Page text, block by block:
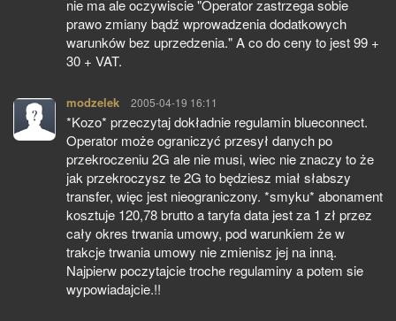
nie ma ale oczywiscie "Operator zastrzega sobie
prawo zmiany bądź wprowadzenia dodatkowych
warunków bez uprzedzenia." A co do ceny to jest 99 +
30 + VAT.
modzelek pisze:
2005-04-19 16:11
*Kozo* przeczytaj dokładnie regulamin blueconnect.
Operator może ograniczyć przesył danych po
przekroczeniu 2G ale nie musi, wiec nie znaczy to że
jak przekroczysz te 2G to będziesz miał słabszy
transfer, więc jest nieograniczony. *smyku* abonament
kosztuje 120,78 brutto a taryfa data jest za 1 zł przez
cały okres trwania umowy, pod warunkiem że w
trakcje trwania umowy nie zmienisz jej na inną.
Najpierw poczytajcie troche regulaminy a potem sie
wypowiadajcie.!!